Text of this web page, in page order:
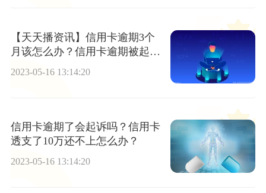
【天天播资讯】信用卡逾期3个
月该怎么办？信用卡逾期被起诉
怎么解决？
2023-05-16 13:14:20
信用卡逾期了会起诉吗？信用卡
透支了10万还不上怎么办？
2023-05-16 13:14:20